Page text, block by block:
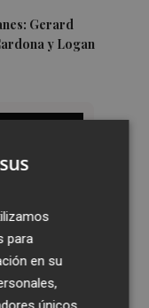
Gerard
y Logan
para
en su